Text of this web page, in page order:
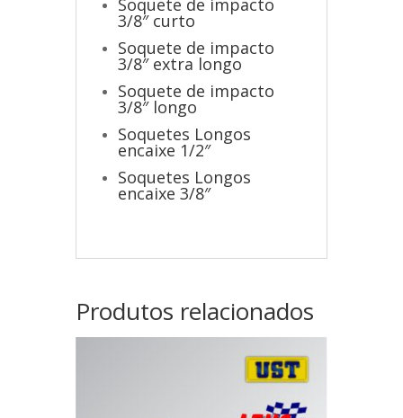
Soquete de impacto
3/8″ curto
Soquete de impacto
3/8″ extra longo
Soquete de impacto
3/8″ longo
Soquetes Longos
encaixe 1/2″
Soquetes Longos
encaixe 3/8″
Produtos relacionados